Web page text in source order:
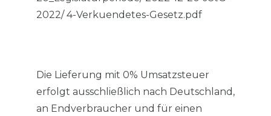
2022/ 4-Verkuendetes-Gesetz.pdf
Die Lieferung mit 0% Umsatzsteuer
erfolgt ausschließlich nach Deutschland,
an Endverbraucher und für einen